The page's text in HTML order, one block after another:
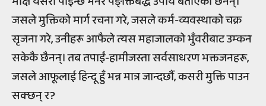
जसले मुक्तिको मार्ग रचना गरे, जसले कर्म-व्यवस्थाको चक्र
सृजना गरे, उनीहरू आफैले त्यस महाजालको भुँवरीबाट उम्कन
सकेकै छैनन्। तब तपाईं-हामीजस्ता सर्वसाधरण भक्तजनहरू,
जसले आफूलाई हिन्दू हुँ भन्न मात्र जान्दछौं, कसरी मुक्ति पाउन
सक्छन् र?